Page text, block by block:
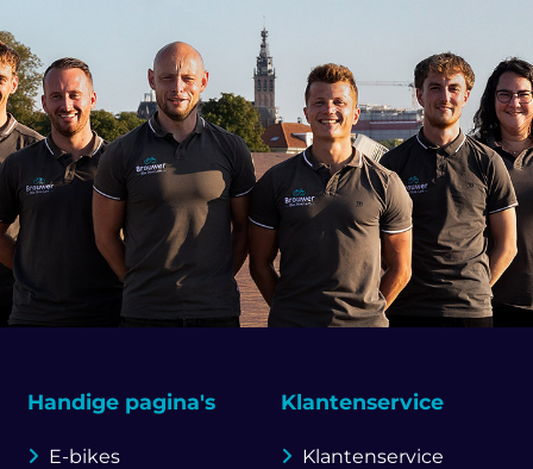
Handige pagina's
E-bikes
Klantenservice
Klantenservice